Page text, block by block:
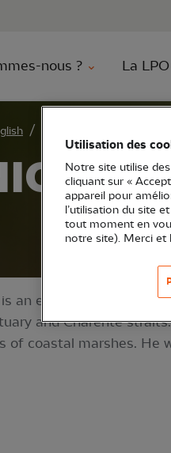
nous ? La
an executive of
and Charente
of coastal marshes. He
Utilisation des
Notre site utilise
cliquant sur «
appareil pour
l’utilisation du site
tout moment en
notre site). Merci et